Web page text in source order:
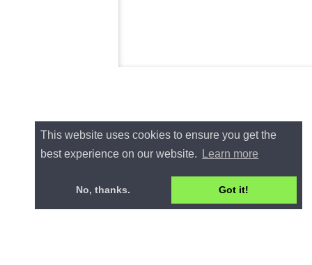
This website uses cookies to ensure you get the
best experience on our website.
Learn more
No, thanks. Got it!